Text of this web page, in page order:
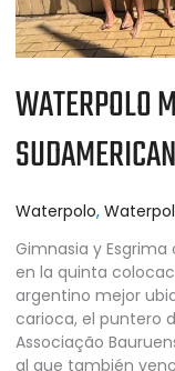
WATERPOLO
Waterpolo,
Gimnasia y
en la quinta
argentino mejor
carioca, el puntero
Associação
al que también